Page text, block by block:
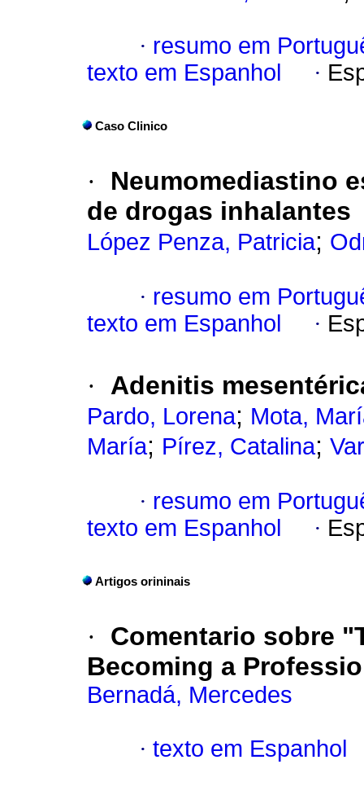
· resumo em
texto em Espanhol
·
Caso Clinico
·
Neumomediastino
de drogas inhalantes
López Penza, Patricia;
· resumo em
texto em Espanhol
·
· Adenitis
Pardo, Lorena; Mota,
María; Pírez, Catalina;
· resumo em
texto em Espanhol
·
Artigos orininais
·
Comentario sobre
Becoming a
Bernadá, Mercedes
· texto em Espanhol